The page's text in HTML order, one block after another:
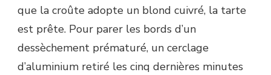
que la croûte adopte un blond cuivré, la tarte
est prête. Pour parer les bords d’un
dessèchement prématuré, un cerclage
d’aluminium retiré les cinq dernières minutes